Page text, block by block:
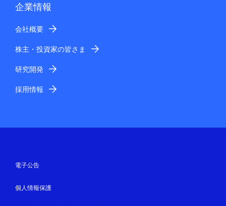
企業情報
会社概要
株主・投資家の皆さま
研究開発
採用情報
電子公告
個人情報保護